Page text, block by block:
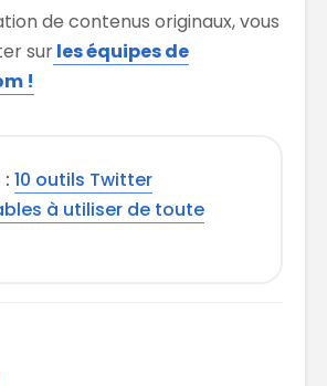
de contenus originaux, vous
surles équipes de
!
10 outils Twitter
à utiliser de toute